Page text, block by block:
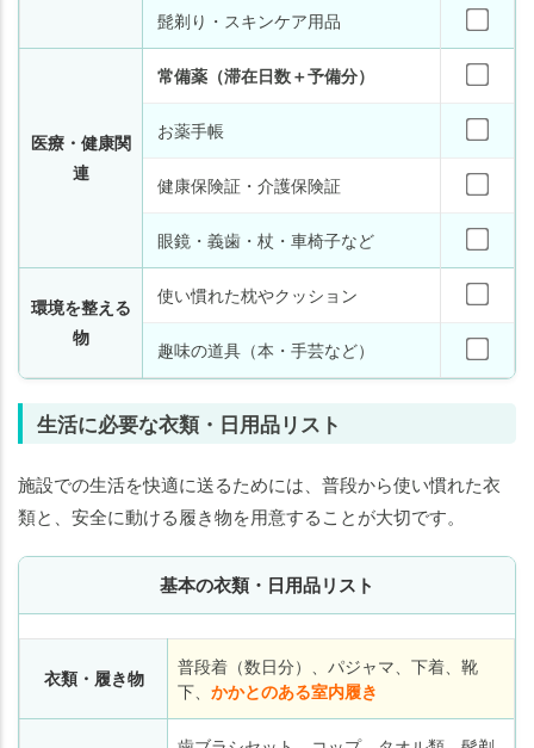
髭剃り・スキンケア用品
医療・健康関
連
常備薬（滞在日数＋予備分）
お薬手帳
健康保険証・介護保険証
眼鏡・義歯・杖・車椅子など
環境を整える
物
使い慣れた枕やクッション
趣味の道具（本・手芸など）
生活に必要な衣類・日用品リスト
施設での生活を快適に送るためには、普段から使い慣れた衣
類と、安全に動ける履き物を用意することが大切です。
基本の衣類・日用品リスト
衣類・履き物
普段着（数日分）、パジャマ、下着、靴
下、 かかとのある室内履き